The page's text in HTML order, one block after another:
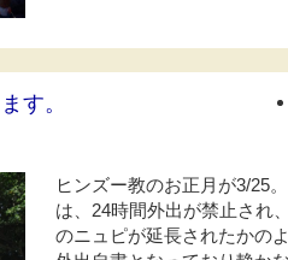
す。
ヒンズー教のお正月が3/25
は、24時間外出が禁止され
のニュピが延長されたかの